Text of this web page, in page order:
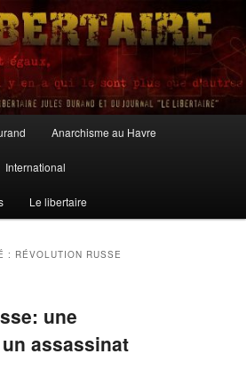
Anarchisme au Havre
International
Le libertaire
: RÉVOLUTION RUSSE
une
assassinat